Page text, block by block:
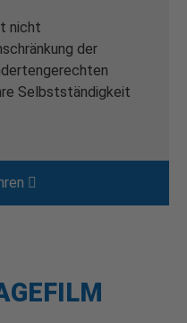
nicht
der
Selbstständigkeit